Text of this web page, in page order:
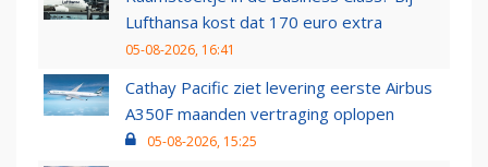
Lufthansa kost dat 170 euro extra
05-08-2026, 16:41
Cathay Pacific ziet levering eerste Airbus
A350F maanden vertraging oplopen
05-08-2026, 15:25